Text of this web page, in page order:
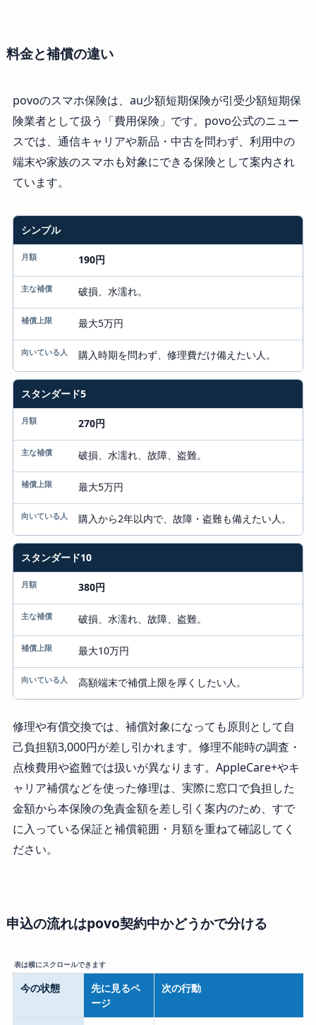
料金と補償の違い
povoのスマホ保険は、au少額短期保険が引受少額短期保
険業者として扱う「費用保険」です。povo公式のニュー
スでは、通信キャリアや新品・中古を問わず、利用中の
端末や家族のスマホも対象にできる保険として案内され
ています。
プラン
月額
主な補償
補償上限
向いている人
シンプル
190円
破損、水濡れ。
最大5万円
購入時期を問わず、修理費だけ備えたい人。
スタンダード5
270円
破損、水濡れ、故障、盗難。
最大5万円
購入から2年以内で、故障・盗難も備えたい人。
スタンダード10
380円
破損、水濡れ、故障、盗難。
最大10万円
高額端末で補償上限を厚くしたい人。
修理や有償交換では、補償対象になっても原則として自
己負担額3,000円が差し引かれます。修理不能時の調査・
点検費用や盗難では扱いが異なります。AppleCare+やキ
ャリア補償などを使った修理は、実際に窓口で負担した
金額から本保険の免責金額を差し引く案内のため、すで
に入っている保証と補償範囲・月額を重ねて確認してく
ださい。
申込の流れはpovo契約中かどうかで分ける
今の状態
先に見るペ
ージ
次の行動